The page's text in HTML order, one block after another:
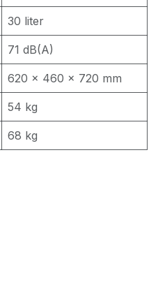
30 liter
71 dB(A)
620 × 460 × 720 mm
54 kg
68 kg